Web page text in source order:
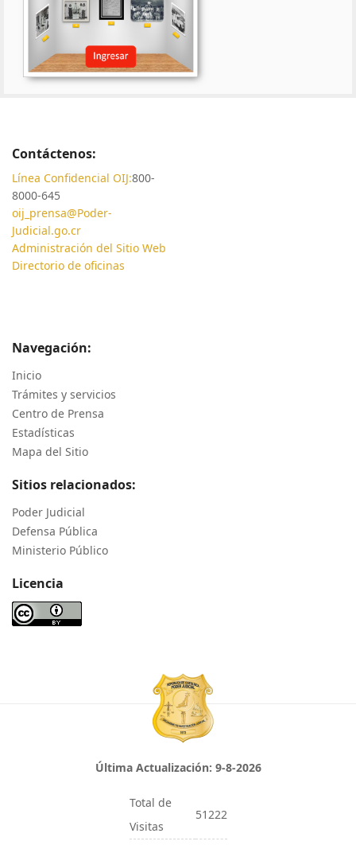
Contáctenos:
Línea Confidencial OIJ:800-
8000-645
oij_prensa@Poder-
Judicial.go.cr
Administración del Sitio Web
Directorio de oficinas
Navegación:
Inicio
Trámites y servicios
Centro de Prensa
Estadísticas
Mapa del Sitio
Sitios relacionados:
Poder Judicial
Defensa Pública
Ministerio Público
Licencia
Última Actualización: 9-8-2026
Total de
Visitas
51222